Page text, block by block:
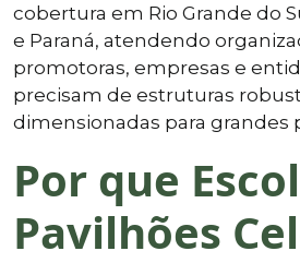
cobertura em Rio Grande do
e Paraná, atendendo
promotoras, empresas e
precisam de estruturas
dimensionadas para grandes
Por que
Pavilhões